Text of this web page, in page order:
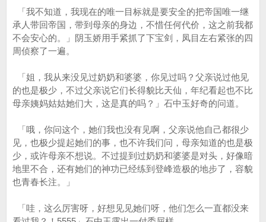
「我不知道，我现在的唯一目标就是要安全的把帝国唯一继
承人带回帝国，带到母亲的身边，不惜任何代价，这之前我都
不会安心的。」阴玉娇用手紧抓了下宝剑，凤目左右紧张的四
周侦察了一遍。
「姐，我从来没见过奶奶和婆婆，你见过吗？父亲说过他见
的也是极少，不过父亲说它们长得貌比天仙，年纪看起也不比
母亲姨妈姑姑她们大，这是真的吗？」石中玉好奇的问道。
「哦，你问这个，她们我也没有见啊，父亲说他自己都很少
见，也极少提起她们的事，也不许我们问，母亲知道的也是极
少，或许母亲不想说。不过提到过奶奶和婆婆是对头，好像暗
地里不合，还有她们的神功已经练到登峰造极的地步了，容貌
也青春长注。」
「哇，这么厉害呀，好想见见她们呀，他们怎么一直都没来